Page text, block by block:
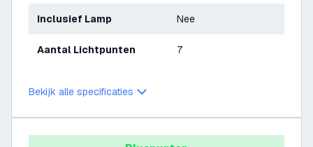
Inclusief Lamp Nee
Aantal Lichtpunten 7
Bekijk alle specificaties